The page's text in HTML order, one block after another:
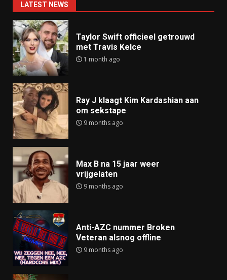
LATEST NEWS
Taylor Swift officieel getrouwd
met Travis Kelce
1 month ago
Ray J klaagt Kim Kardashian aan
om sekstape
9 months ago
Max B na 15 jaar weer
vrijgelaten
9 months ago
Anti-AZC nummer Broken
Veteran alsnog offline
9 months ago